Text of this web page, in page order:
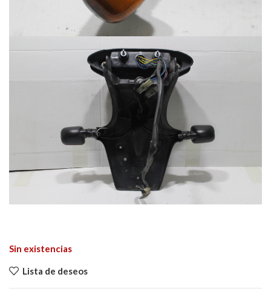
Sin existencias
Lista de deseos